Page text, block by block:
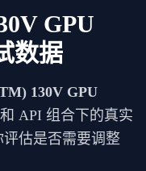
GPU
数据
130V GPU
API 组合下的真实
估是否需要调整